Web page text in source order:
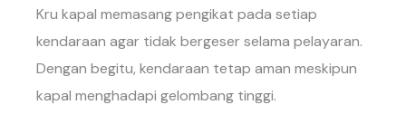
Kru kapal memasang pengikat pada setiap
kendaraan agar tidak bergeser selama pelayaran.
Dengan begitu, kendaraan tetap aman meskipun
kapal menghadapi gelombang tinggi.